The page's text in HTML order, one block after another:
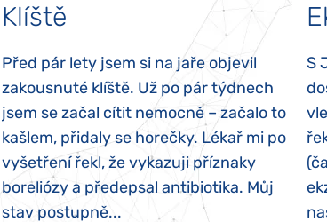
Klíště
Před pár lety jsem si na jaře objevil
zakousnuté klíště. Už po pár týdnech
jsem se začal cítit nemocně – začalo to
kašlem, přidaly se horečky. Lékař mi po
vyšetření řekl, že vykazuji příznaky
boreliózy a předepsal antibiotika. Můj
stav postupně...
S